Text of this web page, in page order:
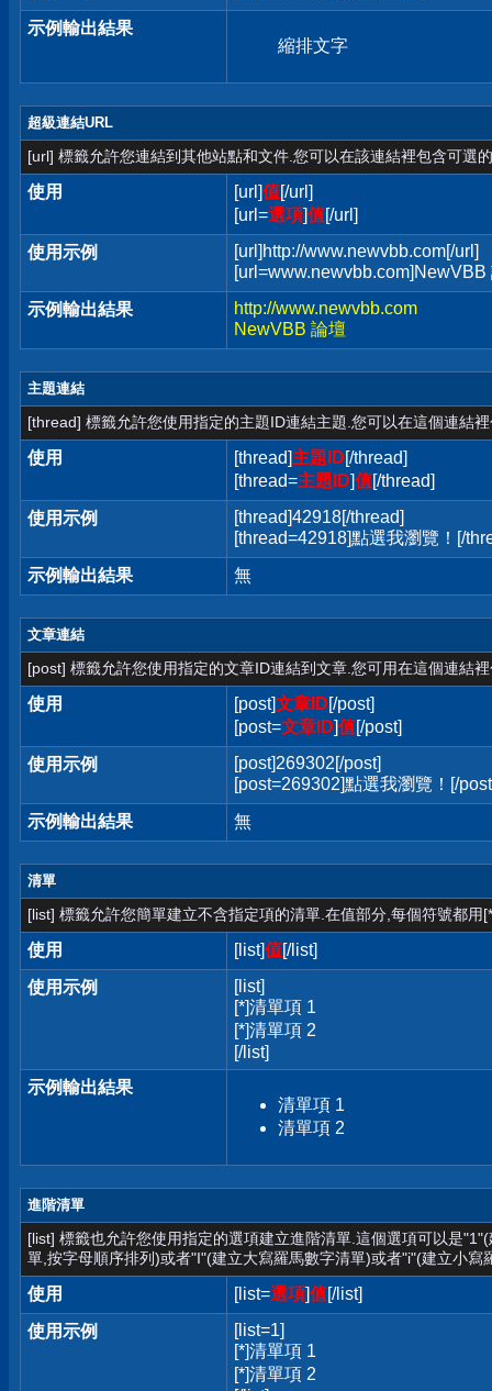
示例輸出結果
縮排文字
超級連結URL
[url] 標籤允許您連結到其他站點和文件.您可以在該連結裡包含可選
使用 [url]值[/url]
[url=選項]值[/url]
使用示例
[url]http://www.newvbb.com[/url]
[url=www.newvbb.com]NewVBB
示例輸出結果
http://www.newvbb.com
NewVBB 論壇
主題連結
[thread] 標籤允許您使用指定的主題ID連結主題.您可以在這個連結
使用 [thread]主題ID[/thread]
[thread=主題ID]值[/thread]
使用示例
[thread]42918[/thread]
[thread=42918]點選我瀏覽！[/
示例輸出結果
無
文章連結
[post] 標籤允許您使用指定的文章ID連結到文章.您可用在這個連結
使用 [post]文章ID[/post]
[post=文章ID]值[/post]
使用示例
[post]269302[/post]
[post=269302]點選我瀏覽！[/
示例輸出結果
無
清單
[list] 標籤允許您簡單建立不含指定項的清單.在值部分,每個符號都用
使用 [list]值[/list]
使用示例
[list]
[*]清單項 1
[*]清單項 2
[/list]
示例輸出結果
清單項 1
清單項 2
進階清單
[list] 標籤也允許您使用指定的選項建立進階清單.這個選項可以是
單,按字母順序排列)或者"I"(建立大寫羅馬數字清單)或者"i"(建立小寫
使用 [list=選項]值[/list]
使用示例
[list=1]
[*]清單項 1
[*]清單項 2